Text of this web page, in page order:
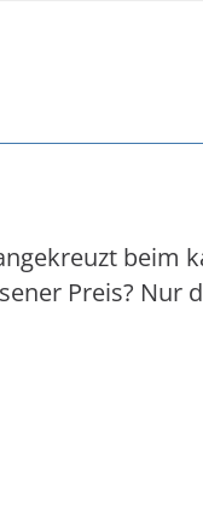
beim
Preis? Nur